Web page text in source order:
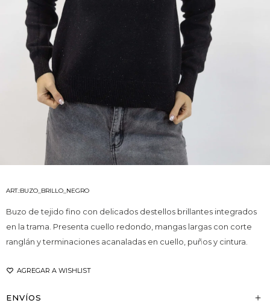
BUZO_BRILLO_NEGRO
Buzo de tejido fino con delicados destellos brillantes integrados
en la trama. Presenta cuello redondo, mangas largas con corte
ranglán y terminaciones acanaladas en cuello, puños y cintura.
ENVÍOS